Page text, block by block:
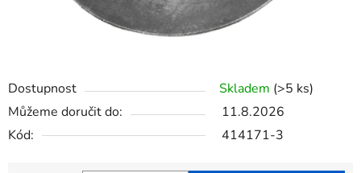
Dostupnost Skladem (>5 ks)
Můžeme doručit do:
11.8.2026
Kód:
414171-3